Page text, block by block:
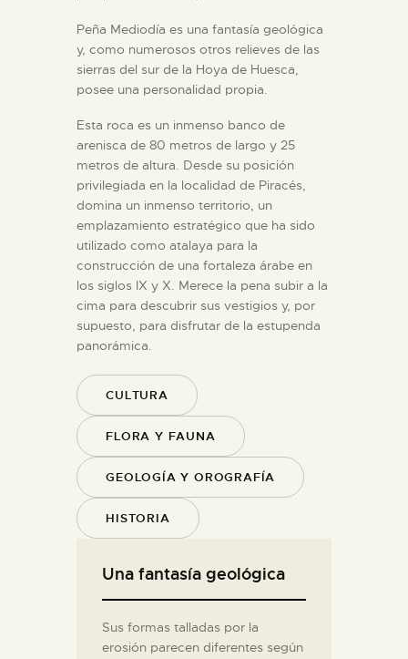
Peña Mediodía es una fantasía geológica
y, como numerosos otros relieves de las
sierras del sur de la Hoya de Huesca,
posee una personalidad propia.
Esta roca es un inmenso banco de
arenisca de 80 metros de largo y 25
metros de altura. Desde su posición
privilegiada en la localidad de Piracés,
domina un inmenso territorio, un
emplazamiento estratégico que ha sido
utilizado como atalaya para la
construcción de una fortaleza árabe en
los siglos IX y X. Merece la pena subir a la
cima para descubrir sus vestigios y, por
supuesto, para disfrutar de la estupenda
panorámica.
CULTURA
FLORA Y FAUNA
GEOLOGÍA Y OROGRAFÍA
HISTORIA
Una fantasía geológica
Sus formas talladas por la
erosión parecen diferentes según